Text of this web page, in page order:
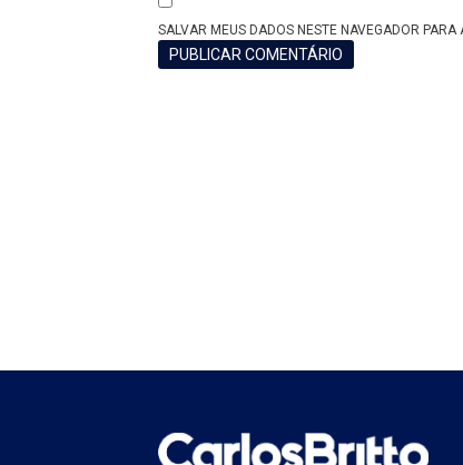
SALVAR MEUS DADOS NESTE NAVEGADOR